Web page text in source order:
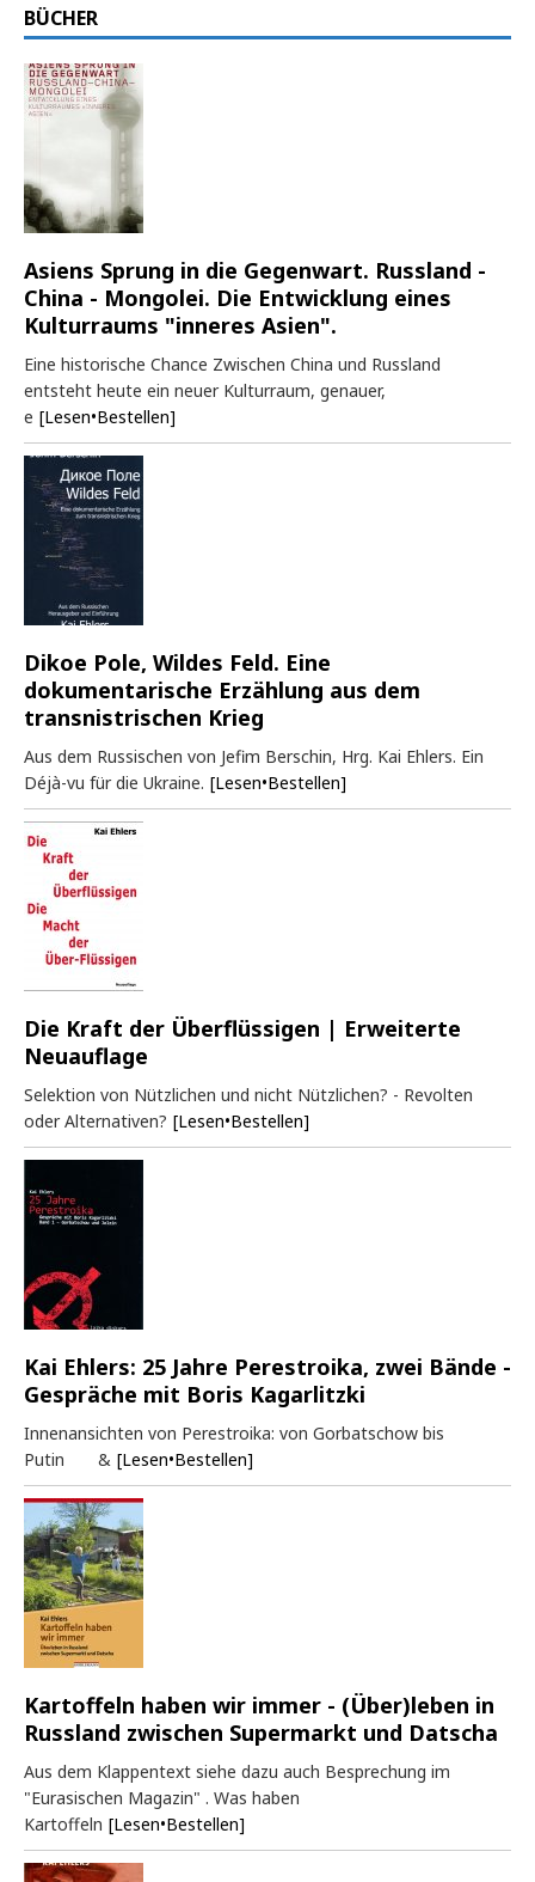
BÜCHER
Asiens Sprung in die Gegenwart. Russland -
China - Mongolei. Die Entwicklung eines
Kulturraums "inneres Asien".
Eine historische Chance Zwischen China und Russland
entsteht heute ein neuer Kulturraum, genauer,
e [Lesen•Bestellen]
Dikoe Pole, Wildes Feld. Eine
dokumentarische Erzählung aus dem
transnistrischen Krieg
Aus dem Russischen von Jefim Berschin, Hrg. Kai Ehlers. Ein
Déjà-vu für die Ukraine. [Lesen•Bestellen]
Die Kraft der Überflüssigen | Erweiterte
Neuauflage
Selektion von Nützlichen und nicht Nützlichen? - Revolten
oder Alternativen? [Lesen•Bestellen]
Kai Ehlers: 25 Jahre Perestroika, zwei Bände -
Gespräche mit Boris Kagarlitzki
Innenansichten von Perestroika: von Gorbatschow bis
Putin & [Lesen•Bestellen]
Kartoffeln haben wir immer - (Über)leben in
Russland zwischen Supermarkt und Datscha
Aus dem Klappentext siehe dazu auch Besprechung im
"Eurasischen Magazin" . Was haben
Kartoffeln [Lesen•Bestellen]